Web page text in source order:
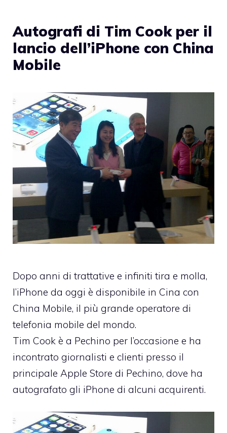
Autografi di Tim Cook per il
lancio dell’iPhone con China
Mobile
Dopo anni di trattative e infiniti tira e molla,
l’iPhone da oggi è disponibile in Cina con
China Mobile, il più grande operatore di
telefonia mobile del mondo.
Tim Cook è a Pechino per l’occasione e ha
incontrato giornalisti e clienti presso il
principale Apple Store di Pechino, dove ha
autografato gli iPhone di alcuni acquirenti.